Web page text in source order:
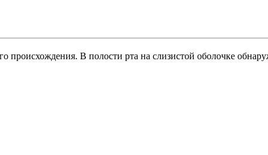
происхождения. В полости рта на слизистой оболочке